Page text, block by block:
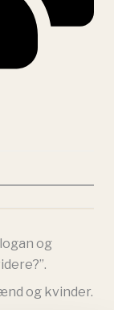
og
og kvinder.